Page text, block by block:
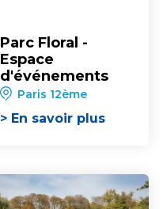
Parc Floral -
Espace
d'événements
Paris 12ème
> En savoir plus